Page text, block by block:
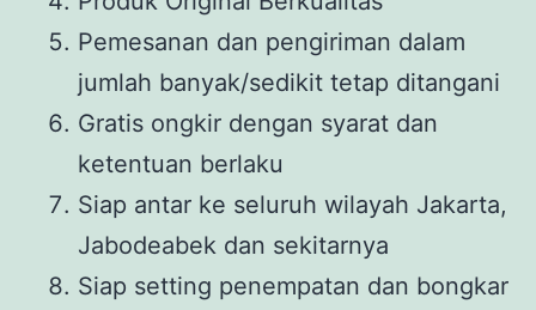
Pemesanan dan pengiriman dalam
jumlah banyak/sedikit tetap ditangani
Gratis ongkir dengan syarat dan
ketentuan berlaku
Siap antar ke seluruh wilayah Jakarta,
Jabodeabek dan sekitarnya
Siap setting penempatan dan bongkar